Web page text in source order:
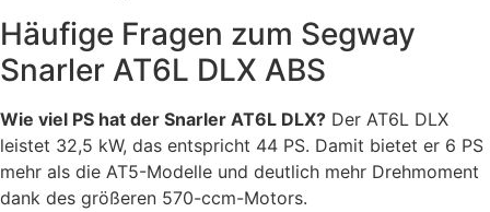
Häufige Fragen zum Segway
Snarler AT6L DLX ABS
Wie viel PS hat der Snarler AT6L DLX? Der AT6L DLX
leistet 32,5 kW, das entspricht 44 PS. Damit bietet er 6 PS
mehr als die AT5-Modelle und deutlich mehr Drehmoment
dank des größeren 570-ccm-Motors.